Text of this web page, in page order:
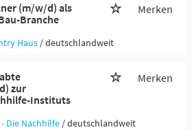
(m/w/d) als
Branche
Merken
Haus / deutschlandweit
zur
Instituts
Merken
Die Nachhilfe / deutschlandweit